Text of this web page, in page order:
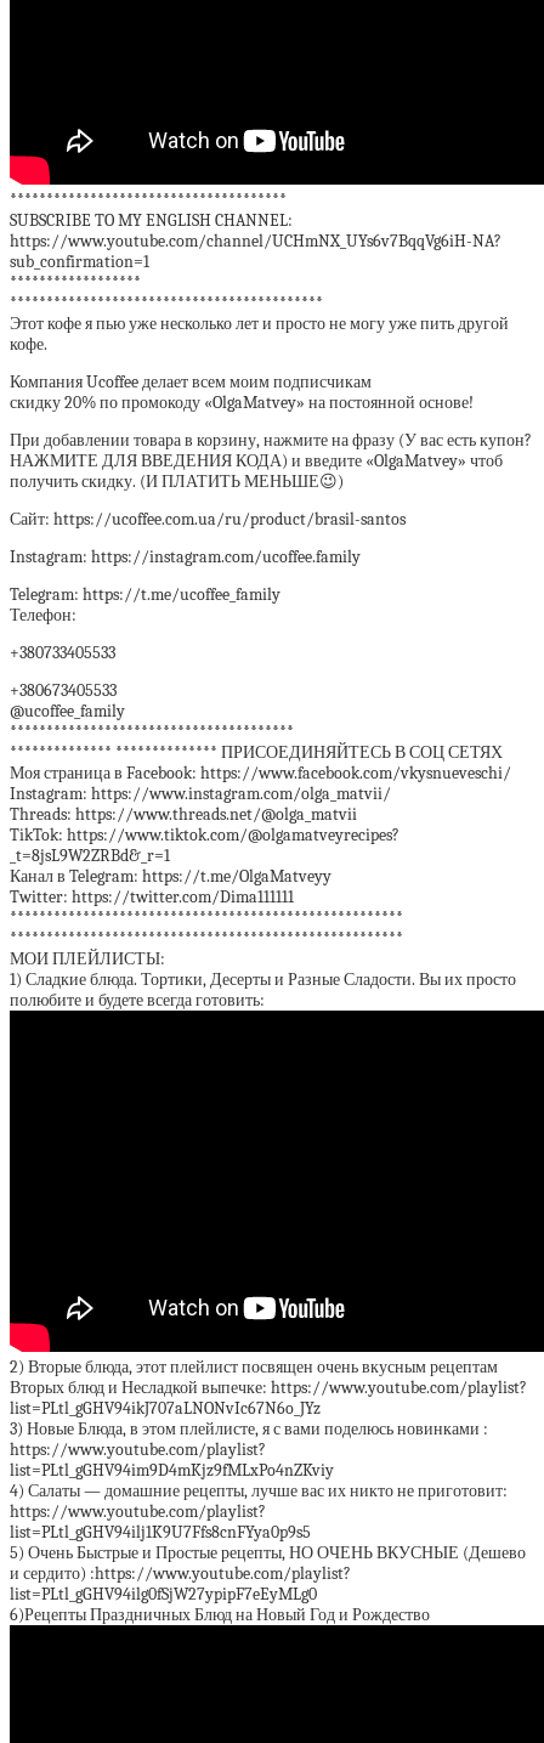
**************************************
SUBSCRIBE TO MY ENGLISH CHANNEL:
https://www.youtube.com/channel/UCHmNX_UYs6v7BqqVg6iH-NA?
sub_confirmation=1
******************
*******************************************
Этот кофе я пью уже несколько лет и просто не могу уже пить другой
кофе.
Компания Ucoffee делает всем моим подписчикам
скидку 20% по промокоду «OlgaMatvey» на постоянной основе!
При добавлении товара в корзину, нажмите на фразу (У вас есть купон?
НАЖМИТЕ ДЛЯ ВВЕДЕНИЯ КОДА) и введите «OlgaMatvey» чтоб
получить скидку. (И ПЛАТИТЬ МЕНЬШЕ😉)
Сайт: https://ucoffee.com.ua/ru/product/brasil-santos
Instagram: https://instagram.com/ucoffee.family
Telegram: https://t.me/ucoffee_family
Телефон:
+380733405533
+380673405533
@ucoffee_family
***************************************
************** ************** ПРИСОЕДИНЯЙТЕСЬ В СОЦ СЕТЯХ
Моя страница в Facebook: https://www.facebook.com/vkysnueveschi/
Instagram: https://www.instagram.com/olga_matvii/
Threads: https://www.threads.net/@olga_matvii
TikTok: https://www.tiktok.com/@olgamatveyrecipes?
_t=8jsL9W2ZRBd&_r=1
Канал в Telegram: https://t.me/OlgaMatveyy
Twitter: https://twitter.com/Dima111111
******************************************************
******************************************************
МОИ ПЛЕЙЛИСТЫ:
1) Сладкие блюда. Тортики, Десерты и Разные Сладости. Вы их просто
полюбите и будете всегда готовить:
2) Вторые блюда, этот плейлист посвящен очень вкусным рецептам
Вторых блюд и Несладкой выпечке: https://www.youtube.com/playlist?
list=PLtl_gGHV94ikJ707aLNONvIc67N6o_JYz
3) Новые Блюда, в этом плейлисте, я с вами поделюсь новинками :
https://www.youtube.com/playlist?
list=PLtl_gGHV94im9D4mKjz9fMLxPo4nZKviy
4) Салаты — домашние рецепты, лучше вас их никто не приготовит:
https://www.youtube.com/playlist?
list=PLtl_gGHV94ilj1K9U7Ffs8cnFYya0p9s5
5) Очень Быстрые и Простые рецепты, НО ОЧЕНЬ ВКУСНЫЕ (Дешево
и сердито) :https://www.youtube.com/playlist?
list=PLtl_gGHV94ilg0fSjW27ypipF7eEyMLg0
6)Рецепты Праздничных Блюд на Новый Год и Рождество